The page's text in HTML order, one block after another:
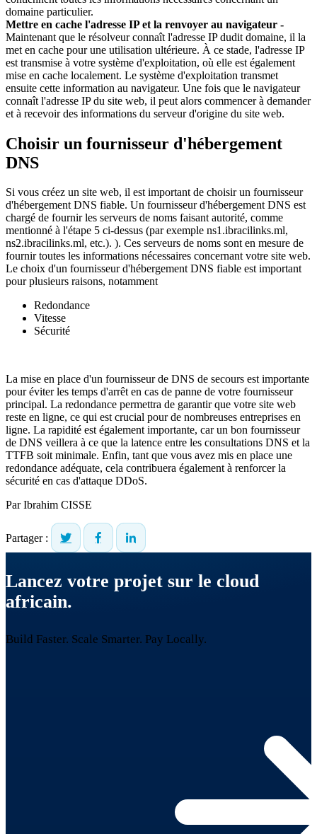
domaine particulier.
Mettre en cache l'adresse IP et la renvoyer au navigateur -
Maintenant que le résolveur connaît l'adresse IP dudit domaine, il la
met en cache pour une utilisation ultérieure. À ce stade, l'adresse IP
est transmise à votre système d'exploitation, où elle est également
mise en cache localement. Le système d'exploitation transmet
ensuite cette information au navigateur. Une fois que le navigateur
connaît l'adresse IP du site web, il peut alors commencer à demander
et à recevoir des informations du serveur d'origine du site web.
Choisir un fournisseur d'hébergement
DNS
Si vous créez un site web, il est important de choisir un fournisseur
d'hébergement DNS fiable. Un fournisseur d'hébergement DNS est
chargé de fournir les serveurs de noms faisant autorité, comme
mentionné à l'étape 5 ci-dessus (par exemple ns1.ibracilinks.ml,
ns2.ibracilinks.ml, etc.). ). Ces serveurs de noms sont en mesure de
fournir toutes les informations nécessaires concernant votre site web.
Le choix d'un fournisseur d'hébergement DNS fiable est important
pour plusieurs raisons, notamment
Redondance
Vitesse
Sécurité
La mise en place d'un fournisseur de DNS de secours est importante
pour éviter les temps d'arrêt en cas de panne de votre fournisseur
principal. La redondance permettra de garantir que votre site web
reste en ligne, ce qui est crucial pour de nombreuses entreprises en
ligne. La rapidité est également importante, car un bon fournisseur
de DNS veillera à ce que la latence entre les consultations DNS et la
TTFB soit minimale. Enfin, tant que vous avez mis en place une
redondance adéquate, cela contribuera également à renforcer la
sécurité en cas d'attaque DDoS.
ParIbrahim CISSE
Partager :
Lancez votre projet sur le cloud
africain.
Build Faster. Scale Smarter. Pay Locally.